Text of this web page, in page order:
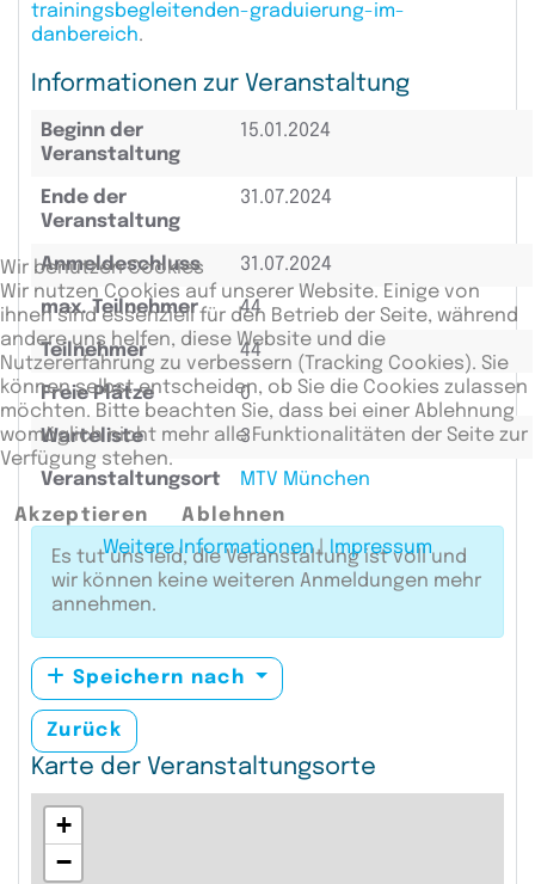
trainingsbegleitenden-graduierung-im-
danbereich.
Informationen zur Veranstaltung
Beginn der
Veranstaltung
15.01.2024
Ende der
Veranstaltung
31.07.2024
Anmeldeschluss 31.07.2024
max. Teilnehmer 44
Teilnehmer 44
Freie Plätze 0
Warteliste 3
Veranstaltungsort MTV München
Es tut uns leid, die Veranstaltung ist voll und
wir können keine weiteren Anmeldungen mehr
annehmen.
Speichern nach
Zurück
Karte der Veranstaltungsorte
+
−
Wir benutzen Cookies
Wir nutzen Cookies auf unserer Website. Einige von
ihnen sind essenziell für den Betrieb der Seite, während
andere uns helfen, diese Website und die
Nutzererfahrung zu verbessern (Tracking Cookies). Sie
können selbst entscheiden, ob Sie die Cookies zulassen
möchten. Bitte beachten Sie, dass bei einer Ablehnung
womöglich nicht mehr alle Funktionalitäten der Seite zur
Verfügung stehen.
Akzeptieren
Ablehnen
Weitere Informationen| Impressum